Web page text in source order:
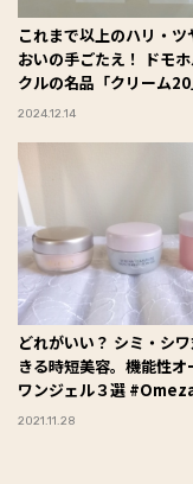
これまで以上のハリ・ツ
おいの手ごたえ！ ドモ
クルの名品「クリーム
ラーゲンを配合しリニュ
2024.12.14
どれがいい？ シミ・シ
きる時短美容。機能性オ
ワンジェル３選
2021.11.28